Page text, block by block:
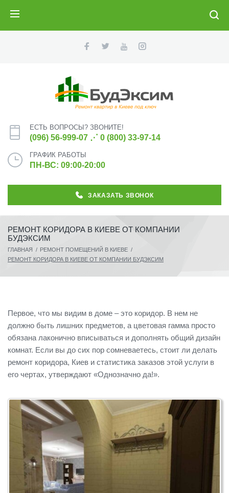
ЕСТЬ ВОПРОСЫ? ЗВОНИТЕ!
(096) 56-999-07 ⋰ 0 (800) 33-97-14
ГРАФИК РАБОТЫ
ПН-ВС: 09:00-20:00
ЗАКАЗАТЬ ЗВОНОК
РЕМОНТ КОРИДОРА В КИЕВЕ ОТ КОМПАНИИ
БУДЭКСИМ
ГЛАВНАЯ / РЕМОНТ ПОМЕЩЕНИЙ В КИЕВЕ /
РЕМОНТ КОРИДОРА В КИЕВЕ ОТ КОМПАНИИ БУДЭКСИМ
Первое, что мы видим в доме – это коридор. В нем не
должно быть лишних предметов, а цветовая гамма просто
обязана лаконично вписываться и дополнять общий дизайн
комнат. Если вы до сих пор сомневаетесь, стоит ли делать
ремонт коридора, Киев и статистика заказов этой услуги в
его чертах, утверждают «Однозначно да!».